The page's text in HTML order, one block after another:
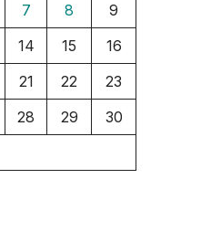
7 8
9
14 15
16
21 22
23
28 29
30